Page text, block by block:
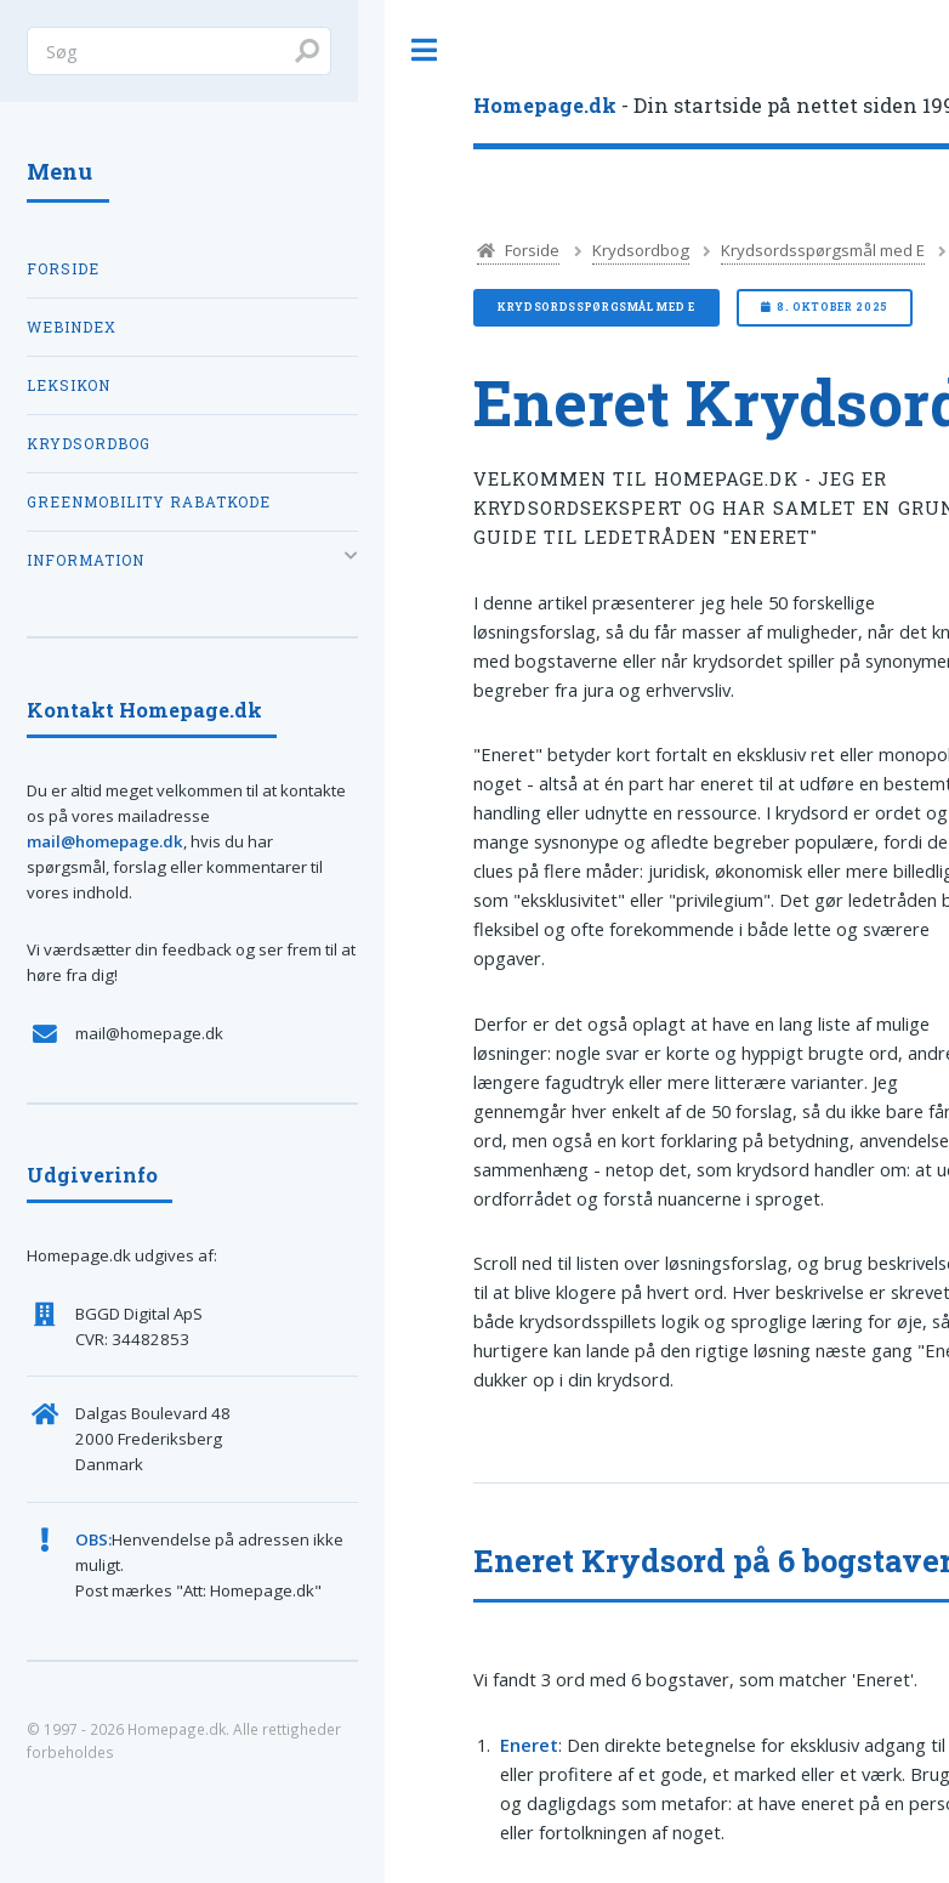
Homepage.dk - Din startside på nettet siden
Forside Krydsordbog Krydsordsspørgsmål med E
KRYDSORDSSPØRGSMÅL MED E 8. OKTOBER 2025
Eneret
VELKOMMEN TIL HOMEPAGE.DK - JEG ER
KRYDSORDSEKSPERT OG HAR SAMLET EN
GUIDE TIL LEDETRÅDEN "ENERET"
I denne artikel præsenterer jeg hele 50 forskellige
løsningsforslag, så du får masser af muligheder, når det
med bogstaverne eller når krydsordet spiller på
begreber fra jura og erhvervsliv.
"Eneret" betyder kort fortalt en eksklusiv ret eller
noget - altså at én part har eneret til at udføre en
handling eller udnytte en ressource. I krydsord er ordet
mange sysnonype og afledte begreber populære, fordi de
clues på flere måder: juridisk, økonomisk eller mere
som "eksklusivitet" eller "privilegium". Det gør ledetråden
fleksibel og ofte forekommende i både lette og sværere
opgaver.
Derfor er det også oplagt at have en lang liste af mulige
løsninger: nogle svar er korte og hyppigt brugte ord,
længere fagudtryk eller mere litterære varianter. Jeg
gennemgår hver enkelt af de 50 forslag, så du ikke bare
ord, men også en kort forklaring på betydning,
sammenhæng - netop det, som krydsord handler om: at
ordforrådet og forstå nuancerne i sproget.
Scroll ned til listen over løsningsforslag, og brug
til at blive klogere på hvert ord. Hver beskrivelse er
både krydsordsspillets logik og sproglige læring for øje,
hurtigere kan lande på den rigtige løsning næste gang
dukker op i din krydsord.
Eneret Krydsord på 6
Vi fandt 3 ord med 6 bogstaver, som matcher 'Eneret'.
Eneret: Den direkte betegnelse for eksklusiv adgang
eller profitere af et gode, et marked eller et værk.
og dagligdags som metafor: at have eneret på en
eller fortolkningen af noget.
Menu
FORSIDE
WEBINDEX
LEKSIKON
KRYDSORDBOG
GREENMOBILITY RABATKODE
INFORMATION
Kontakt Homepage.dk
Du er altid meget velkommen til at kontakte
os på vores mailadresse
mail@homepage.dk, hvis du har
spørgsmål, forslag eller kommentarer til
vores indhold.
Vi værdsætter din feedback og ser frem til at
høre fra dig!
mail@homepage.dk
Udgiverinfo
Homepage.dk udgives af:
BGGD Digital ApS
CVR: 34482853
Dalgas Boulevard 48
2000 Frederiksberg
Danmark
OBS:Henvendelse på adressen ikke
muligt.
Post mærkes "Att: Homepage.dk"
© 1997 - 2026 Homepage.dk. Alle rettigheder
forbeholdes